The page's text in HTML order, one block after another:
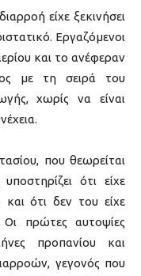
είχε ξεκινήσει
Εργαζόμενοι
και το ανέφεραν
με τη σειρά του
χωρίς να είναι
που θεωρείται
ότι είχε
και ότι δεν του είχε
πρώτες αυτοψίες
προπανίου και
γεγονός που